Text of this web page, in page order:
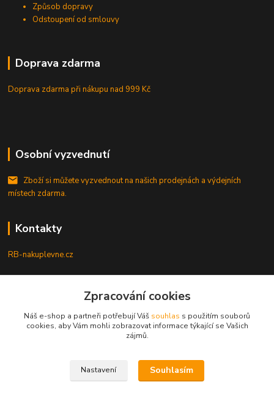
Způsob dopravy
Odstoupení od smlouvy
Doprava zdarma
Doprava zdarma při nákupunad 999 Kč
Osobní vyzvednutí
Zboží si můžete vyzvednout na našich prodejnách a výdejních
místech zdarma.
Kontakty
RB-nakuplevne.cz
+420 222722421
info@rb-nakuplevne.cz
Zpracování cookies
Náš e-shop a partneři potřebují Váš souhlas s použitím souborů
cookies, aby Vám mohli zobrazovat informace týkající se Vašich
zájmů.
Nastavení Souhlasím